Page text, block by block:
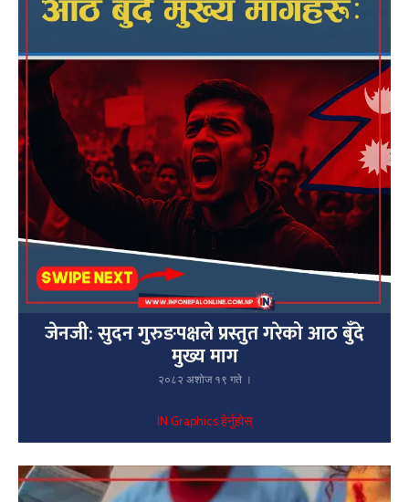
जेनजी: सुदन गुरुङपक्षले प्रस्तुत गरेको आठ बुँदे
मुख्य माग
२०८२ अशोज १९ गते ।
IN Graphics हेर्नुहोस्